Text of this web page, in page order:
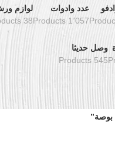
عدد وادوات
1٬057 Products
لوازم
38 Products
وصل حديثا
545 Products